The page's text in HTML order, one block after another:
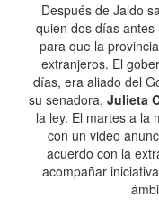
Después de Jaldo
quien dos días
para que la
extranjeros. El
días, era aliado del
su senadora, Julieta
la ley. El martes a la
con un video
acuerdo con la
acompañar